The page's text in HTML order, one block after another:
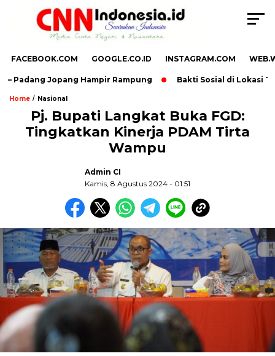
FACEBOOK.COM GOOGLE.CO.ID INSTAGRAM.COM
Jopang Hampir Rampung Bakti Sosial di Lokasi
Home / Nasional
Pj. Bupati Langkat Buka FGD:
Tingkatkan Kinerja PDAM Tirta
Wampu
Admin CI
Kamis, 8 Agustus 2024 - 01:51